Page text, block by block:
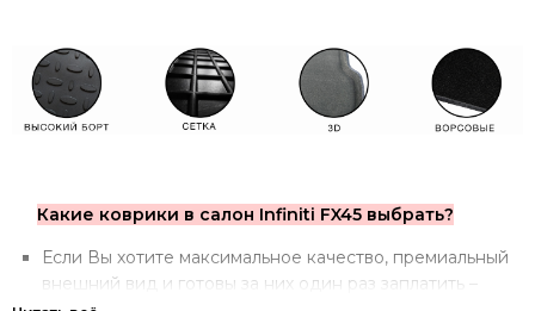
Какие коврики в салон Infiniti FX45 выбрать?
Если Вы хотите максимальное качество, премиальный
внешний вид и готовы за них один раз заплатить –